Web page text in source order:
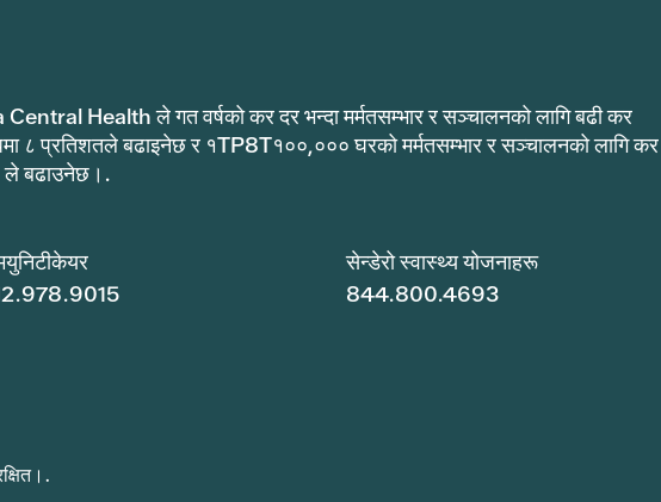
Health ले गत वर्षको कर दर भन्दा मर्मतसम्भार र सञ्चालनको लागि बढी कर
८ प्रतिशतले बढाइनेछ र १TP8T१००,००० घरको मर्मतसम्भार र सञ्चालनको लागि कर
बढाउनेछ।.
सेन्डेरो स्वास्थ्य योजनाहरू
844.800.4693